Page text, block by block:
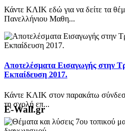
Κάντε ΚΛΙΚ εδώ για να δείτε τα
Πανελλήνιου Μαθη...
Αποτελέσματα Εισαγωγής στην
Εκπαίδευση 2017.
Κάντε ΚΛΙΚ στον παρακάτω
τη σχολή επ...
E-Wall.gr